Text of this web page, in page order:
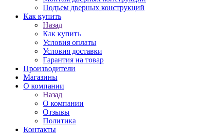
Подъем дверных конструкций
Как купить
Назад
Как купить
Условия оплаты
Условия доставки
Гарантия на товар
Производители
Магазины
О компании
Назад
О компании
Отзывы
Политика
Контакты